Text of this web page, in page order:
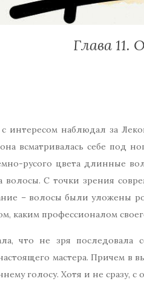
Глава 11.
интересом наблюдал за
всматривалась себе под
русого цвета длинные
волосы. С точки зрения
– волосы были уложены
каким профессионалом
что не зря последовала
мастера. Причем в
голосу. Хотя и не сразу,